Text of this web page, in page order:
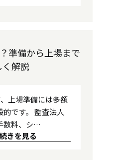
準備から上場まで
解説
上場準備には多額
です。 監査法人
数料、シ…
続きを見る